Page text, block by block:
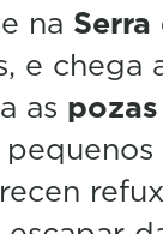
na
e chega
as